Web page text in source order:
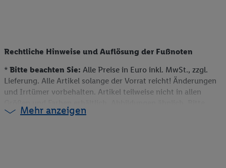
Rechtliche Hinweise und Auflösung der Fußnoten
* Bitte beachten Sie: Alle Preise in Euro inkl. MwSt., zzgl.
Lieferung. Alle Artikel solange der Vorrat reicht! Änderungen
und Irrtümer vorbehalten. Artikel teilweise nicht in allen
beachten Sie, dass wir nur Bestellungen von Kunden mit einer
Mehr anzeigen